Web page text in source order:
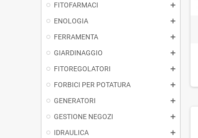
FITOFARMACI
ENOLOGIA
FERRAMENTA
GIARDINAGGIO
FITOREGOLATORI
FORBICI PER POTATURA
GENERATORI
GESTIONE NEGOZI
IDRAULICA